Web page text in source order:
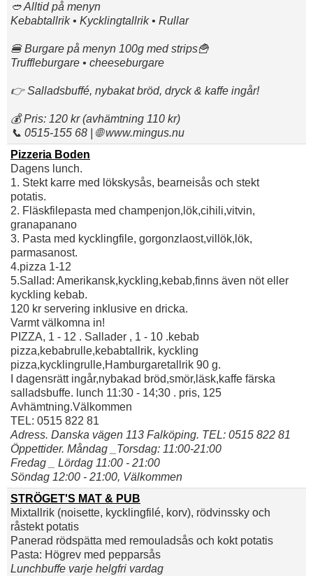
🥙 Alltid på menyn
Kebabtallrik • Kycklingtallrik • Rullar
🍔 Burgare på menyn 100g med strips🍟
Truffleburgare • cheeseburgare
👉 Salladsbuffé, nybakat bröd, dryck & kaffe ingår!
💰 Pris: 120 kr (avhämtning 110 kr)
📞 0515-155 68 | 🌐 www.mingus.nu
Pizzeria Boden
Dagens lunch.
1. Stekt karre med lökskysås, bearneisås och stekt
potatis.
2. Fläskfilepasta med champenjon,lök,cihili,vitvin,
granapanano
3. Pasta med kycklingfile, gorgonzlaost,villök,lök,
parmasanost.
4.pizza 1-12
5.Sallad: Amerikansk,kyckling,kebab,finns även nöt eller
kyckling kebab.
120 kr servering inklusive en dricka.
Varmt välkomna in!
PIZZA, 1 - 12 . Sallader , 1 - 10 .kebab
pizza,kebabrulle,kebabtallrik, kyckling
pizza,kycklingrulle,Hamburgaretallrik 90 g.
I dagensrätt ingår,nybakad bröd,smör,läsk,kaffe färska
salladsbuffe. lunch 11:30 - 14;30 . pris, 125
Avhämtning.Välkommen
TEL: 0515 822 81
Adress. Danska vägen 113 Falköping. TEL: 0515 822 81
Öppettider. Måndag _Torsdag: 11:00-21:00
Fredag _ Lördag 11:00 - 21:00
Söndag 12:00 - 21:00, Välkommen
STRÖGET'S MAT & PUB
Mixtallrik (noisette, kycklingfilé, korv), rödvinssky och
råstekt potatis
Panerad rödspätta med remouladsås och kokt potatis
Pasta: Högrev med pepparsås
Lunchbuffe varje helgfri vardag